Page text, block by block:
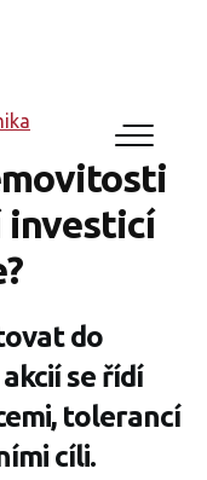
investicí
do
se řídí
tolerancí
cíli.